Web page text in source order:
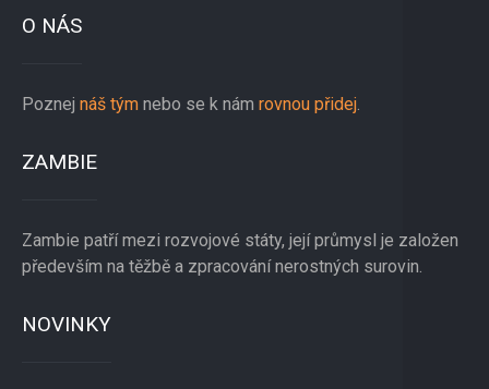
O NÁS
Poznej náš tým nebo se k nám rovnou přidej.
ZAMBIE
Zambie patří mezi rozvojové státy, její průmysl je založen
především na těžbě a zpracování nerostných surovin.
NOVINKY